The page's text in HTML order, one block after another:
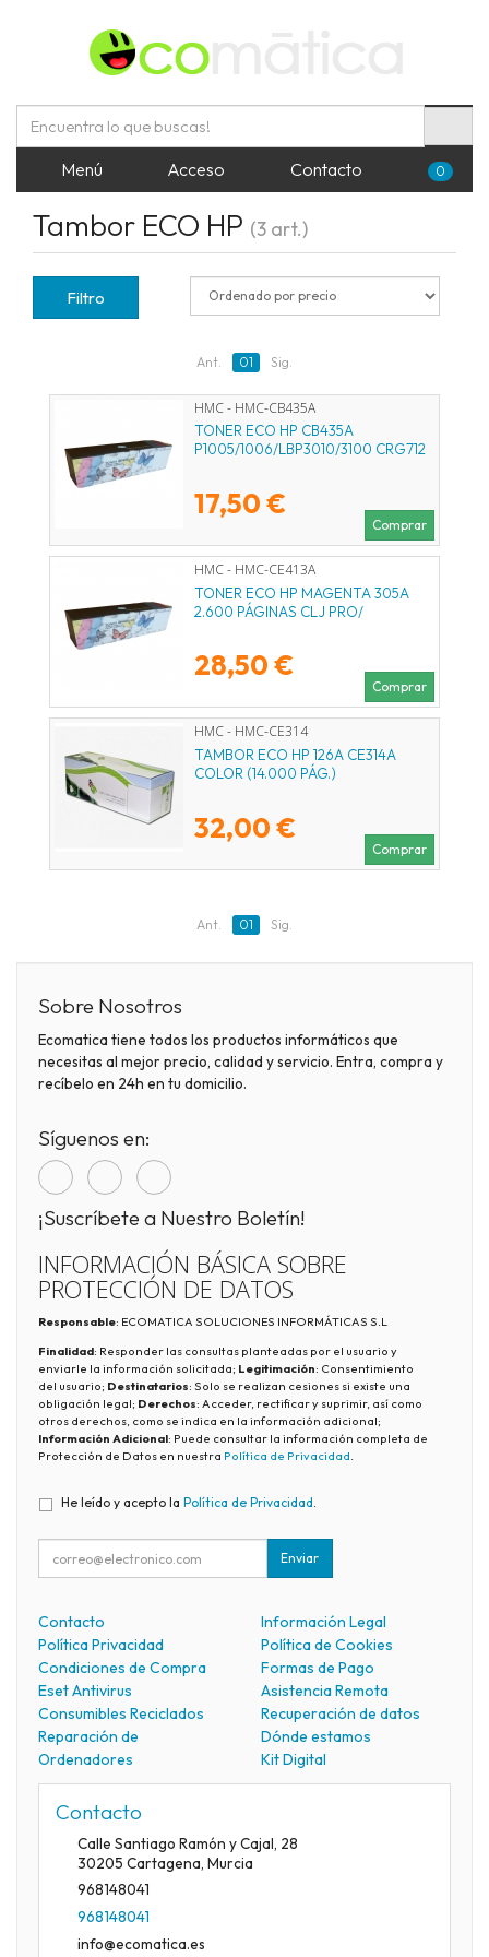
Menú Acceso Contacto 0
Tambor ECO HP (3 art.)
Filtro
Ant. 01 Sig.
HMC - HMC-CB435A
TONER ECO HP CB435A
P1005/1006/LBP3010/3100 CRG712
17,50 €
Comprar
HMC - HMC-CE413A
TONER ECO HP MAGENTA 305A
2.600 PÁGINAS CLJ PRO/
28,50 €
Comprar
HMC - HMC-CE314
TAMBOR ECO HP 126A CE314A
COLOR (14.000 PÁG.)
32,00 €
Comprar
Ant. 01 Sig.
Sobre Nosotros
Ecomatica tiene todos los productos informáticos que
necesitas al mejor precio, calidad y servicio. Entra, compra y
recíbelo en 24h en tu domicilio.
Síguenos en:
¡Suscríbete a Nuestro Boletín!
INFORMACIÓN BÁSICA SOBRE
PROTECCIÓN DE DATOS
Responsable: ECOMATICA SOLUCIONES INFORMÁTICAS S.L
Finalidad: Responder las consultas planteadas por el usuario y
enviarle la información solicitada; Legitimación: Consentimiento
del usuario; Destinatarios: Solo se realizan cesiones si existe una
obligación legal; Derechos: Acceder, rectificar y suprimir, así como
otros derechos, como se indica en la información adicional;
Información Adicional: Puede consultar la información completa de
Protección de Datos en nuestra Política de Privacidad.
He leído y acepto la Política de Privacidad.
Enviar
Contacto
Información Legal
Política Privacidad
Política de Cookies
Condiciones de Compra
Formas de Pago
Eset Antivirus
Asistencia Remota
Consumibles Reciclados
Recuperación de datos
Reparación de
Ordenadores
Dónde estamos
Kit Digital
Contacto
Calle Santiago Ramón y Cajal, 28
30205 Cartagena, Murcia
968148041
968148041
info@ecomatica.es